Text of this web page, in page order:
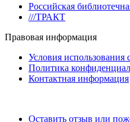
Российская
///ТРАКТ
Правовая информация
Условия использования
Политика
Контактная информация
Оставить отзыв или